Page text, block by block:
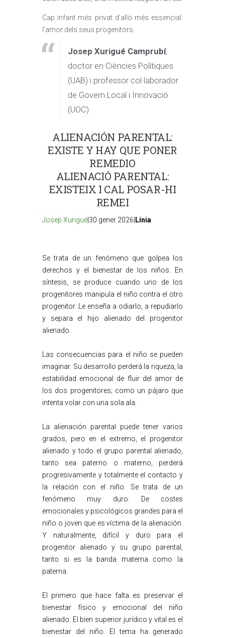
Cap infant més privat d’allò més essencial:
l’amor dels seus progenitors.
Josep Xurigué Camprubí,
doctor en Ciències Polítiques
(UAB) i professor col·laborador
de Govern Local i Innovació
(UOC)
ALIENACIÓN PARENTAL:
EXISTE Y HAY QUE PONER
REMEDIO
ALIENACIÓ PARENTAL:
EXISTEIX I CAL POSAR-HI
REMEI
Josep Xurigué |30 gener 2026| Línia
Se trata de un fenómeno que golpea los
derechos y el bienestar de los niños. En
síntesis, se produce cuando uno de los
progenitores manipula el niño contra el otro
progenitor. Le enseña a odiarlo, a repudiarlo
y separa el hijo alienado del progenitor
alienado.
Las consecuencias para el niño se pueden
imaginar. Su desarrollo perderá la riqueza, la
estabilidad emocional de fluir del amor de
los dos progenitores; como un pájaro que
intenta volar con una sola ala.
La alienación parental puede tener varios
grados, pero en el extremo, el progenitor
alienado y todo el grupo parental alienado,
tanto sea paterno o materno, perderá
progresivamente y totalmente el contacto y
la relación con el niño. Se trata de un
fenómeno muy duro. De costes
emocionales y psicológicos grandes para el
niño o joven que es víctima de la alienación.
Y naturalmente, difícil y duro para el
progenitor alienado y su grupo parental,
tanto si es la banda materna como la
paterna.
El primero que hace falta es preservar el
bienestar físico y emocional del niño
alienado. El bien superior jurídico y vital es el
bienestar del niño. El tema ha generado